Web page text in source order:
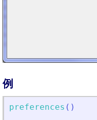
例
preferences ( )